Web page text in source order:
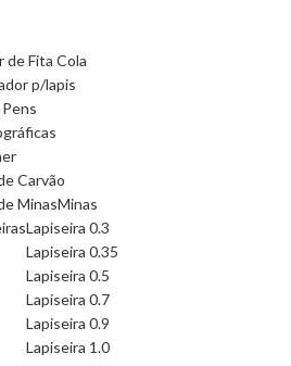
de Fita Cola
p/lapis
Carvão
MinasMinas
Lapiseira 0.3
Lapiseira 0.35
Lapiseira 0.5
Lapiseira 0.7
Lapiseira 0.9
Lapiseira 1.0